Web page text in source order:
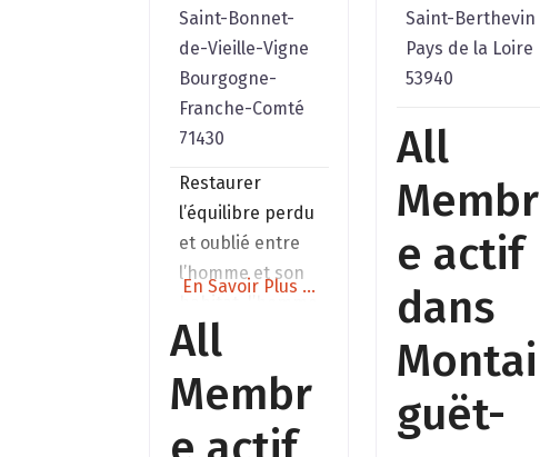
Saint-Bonnet-
de-Vieille-Vigne
Bourgogne-
Franche-Comté
71430
Restaurer
l’équilibre perdu
et oublié entre
l’homme et son
et la nature.-
Étude, conseil et
suivi :De terrain
implanter un
En Savoir Plus ...
All
Membr
Saint-Berthevin
Pays de la Loire
53940
All
Membr
e actif
dans
Montai
guët-